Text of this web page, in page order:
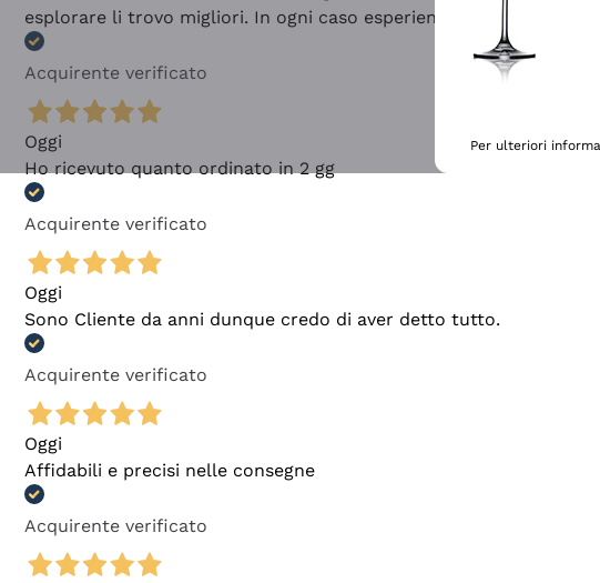
esplorare li trovo migliori. In ogni caso esperienza buona e lo
Acquirente verificato
Oggi
Ho ricevuto quanto ordinato in 2 gg
Acquirente verificato
Oggi
Sono Cliente da anni dunque credo di aver detto tutto.
Acquirente verificato
Oggi
Affidabili e precisi nelle consegne
Acquirente verificato
Per ulteriori